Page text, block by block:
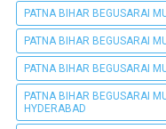
PATNA BIHAR BEGUSARAI
PATNA BIHAR BEGUSARAI
PATNA BIHAR BEGUSARAI
PATNA BIHAR BEGUSARAI
HYDERABAD